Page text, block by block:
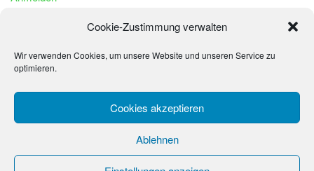
Cookie-Zustimmung verwalten
Wir verwenden Cookies, um unsere Website und unseren Service zu
optimieren.
Cookies akzeptieren
Ablehnen
WordPress.org
© 2026 - La Sonrisa de los Niños - Fundación Peter
Wochinger